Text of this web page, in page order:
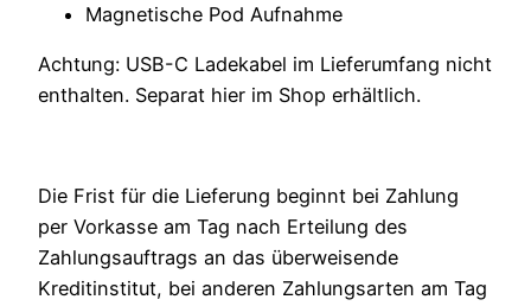
Magnetische Pod Aufnahme
Achtung: USB-C Ladekabel im Lieferumfang nicht
enthalten. Separat hier im Shop erhältlich.
Die Frist für die Lieferung beginnt bei Zahlung
per Vorkasse am Tag nach Erteilung des
Zahlungsauftrags an das überweisende
Kreditinstitut, bei anderen Zahlungsarten am Tag